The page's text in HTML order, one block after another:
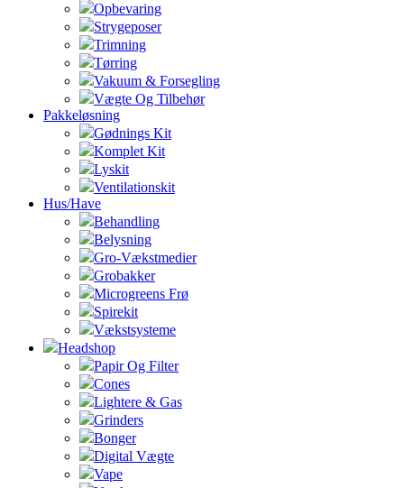
Opbevaring
Strygeposer
Trimning
Tørring
Vakuum & Forsegling
Vægte Og Tilbehør
Pakkeløsning
Gødnings Kit
Komplet Kit
Lyskit
Ventilationskit
Hus/Have
Behandling
Belysning
Gro-Vækstmedier
Grobakker
Microgreens Frø
Spirekit
Vækstsysteme
Headshop
Papir Og Filter
Cones
Lightere & Gas
Grinders
Bonger
Digital Vægte
Vape